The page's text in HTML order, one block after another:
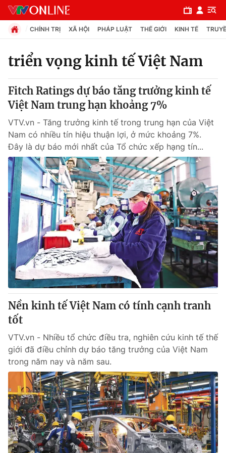
Chuyên mục
Chính trị
Xã hội
Pháp luật
Y tế
Thế giới
Tin tức
Thế giới đó đây
Câu chuyện quốc tế
Kinh tế
Tài chính
Thị trường
Góc doanh nghiệp
Dữ liệu và đời sống
Truyền hình
Hậu trường
Nhân vật
Khán giả
Giải sao mai
Giải trí
Điện ảnh
Âm nhạc
Sao
Đời sống
Du lịch
Làm đẹp
Chất lượng cuộc sống
Giáo dục
Tuyển sinh
Học trực tuyến
Công nghệ
Hitech Công nghệ tương lai
CHÍNH TRỊ XÃ HỘI PHÁP LUẬT THẾ GIỚI KINH TẾ
triển vọng kinh tế Việt Nam
Fitch Ratings dự báo tăng trưởng kinh tế
Việt Nam trung hạn khoảng 7%
VTV.vn - Tăng trưởng kinh tế trong trung hạn của Việt
Nam có nhiều tín hiệu thuận lợi, ở mức khoảng 7%.
Đây là dự báo mới nhất của Tổ chức xếp hạng tín...
Nền kinh tế Việt Nam có tính cạnh tranh
tốt
VTV.vn - Nhiều tổ chức điều tra, nghiên cứu kinh tế thế
giới đã điều chỉnh dự báo tăng trưởng của Việt Nam
trong năm nay và năm sau.